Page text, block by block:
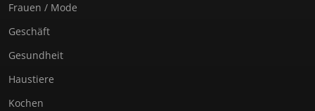
Frauen / Mode
Geschäft
Gesundheit
Haustiere
Kochen